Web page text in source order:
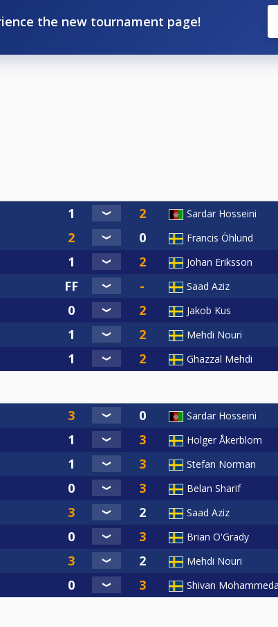
the new tournament page!
Sardar Hosseini
Francis Öhlund
Johan Eriksson
Saad Aziz
Jakob Kus
Mehdi Nouri
Ghazzal Mehdi
Sardar Hosseini
Holger Åkerblom
Stefan Norman
Belan Sharif
Saad Aziz
Brian O'Grady
Mehdi Nouri
Shivan